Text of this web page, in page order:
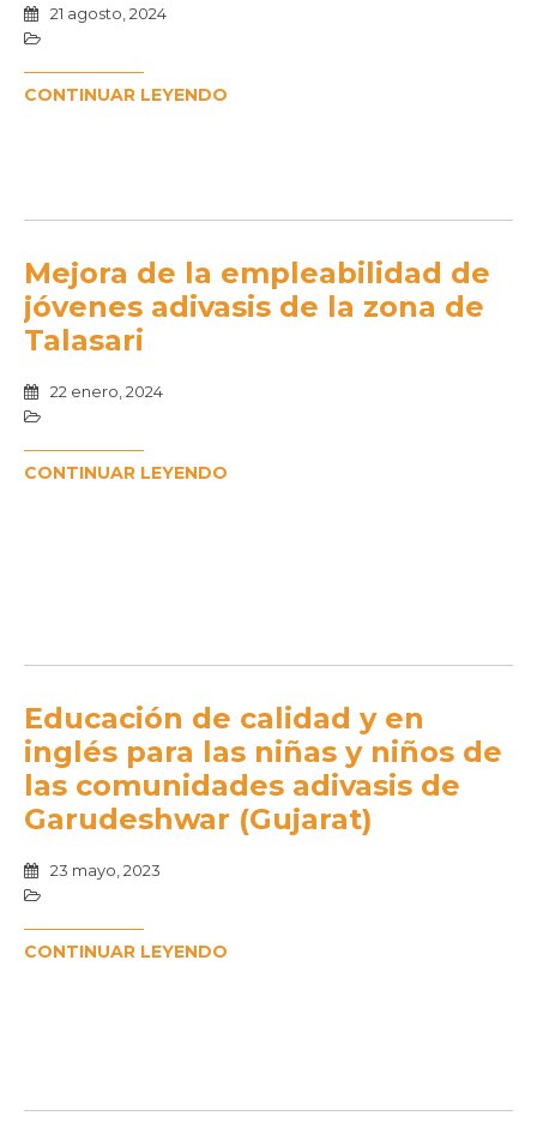
21 agosto, 2024
CONTINUAR LEYENDO
Mejora de la empleabilidad de
jóvenes adivasis de la zona de
Talasari
22 enero, 2024
CONTINUAR LEYENDO
Educación de calidad y en
inglés para las niñas y niños de
las comunidades adivasis de
Garudeshwar (Gujarat)
23 mayo, 2023
CONTINUAR LEYENDO